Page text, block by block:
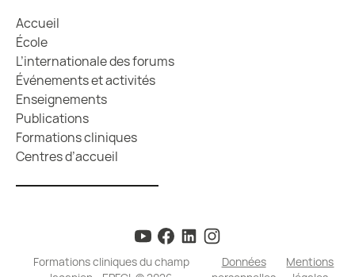
Accueil
École
L’internationale des forums
Événements et activités
Enseignements
Publications
Formations cliniques
Centres d’accueil
Formations cliniques du champ
Données
Mentions